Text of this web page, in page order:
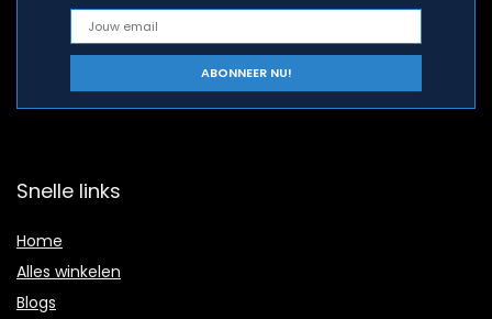
Snelle links
Home
Alles winkelen
Blogs